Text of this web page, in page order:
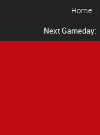
Home
Next Gameday: